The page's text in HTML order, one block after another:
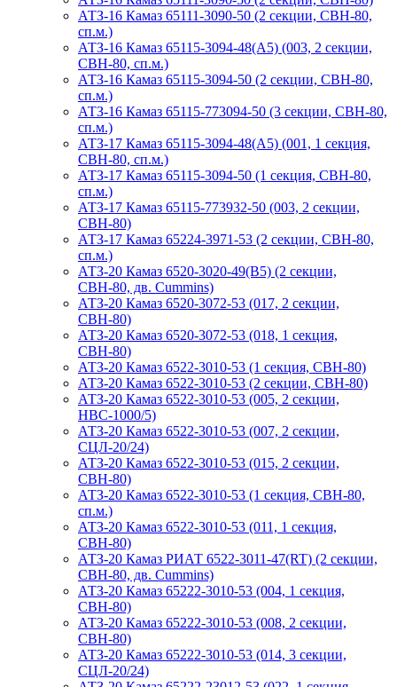
АТЗ-16 Камаз 65111-3090-50 (2 секции, СВН-80,
сп.м.)
АТЗ-16 Камаз 65115-3094-48(A5) (003, 2 секции,
СВН-80, сп.м.)
АТЗ-16 Камаз 65115-3094-50 (2 секции, СВН-80,
сп.м.)
АТЗ-16 Камаз 65115-773094-50 (3 секции, СВН-80,
сп.м.)
АТЗ-17 Камаз 65115-3094-48(A5) (001, 1 секция,
СВН-80, сп.м.)
АТЗ-17 Камаз 65115-3094-50 (1 секция, СВН-80,
сп.м.)
АТЗ-17 Камаз 65115-773932-50 (003, 2 секции,
СВН-80)
АТЗ-17 Камаз 65224-3971-53 (2 секции, СВН-80,
сп.м.)
АТЗ-20 Камаз 6520-3020-49(B5) (2 секции,
СВН-80, дв. Cummins)
АТЗ-20 Камаз 6520-3072-53 (017, 2 секции,
СВН-80)
АТЗ-20 Камаз 6520-3072-53 (018, 1 секция,
СВН-80)
АТЗ-20 Камаз 6522-3010-53 (1 секция, СВН-80)
АТЗ-20 Камаз 6522-3010-53 (2 секции, СВН-80)
АТЗ-20 Камаз 6522-3010-53 (005, 2 секции,
НВС-1000/5)
АТЗ-20 Камаз 6522-3010-53 (007, 2 секции,
СЦЛ-20/24)
АТЗ-20 Камаз 6522-3010-53 (015, 2 секции,
СВН-80)
АТЗ-20 Камаз 6522-3010-53 (1 секция, СВН-80,
сп.м.)
АТЗ-20 Камаз 6522-3010-53 (011, 1 секция,
СВН-80)
АТЗ-20 Камаз РИАТ 6522-3011-47(RT) (2 секции,
СВН-80, дв. Cummins)
АТЗ-20 Камаз 65222-3010-53 (004, 1 секция,
СВН-80)
АТЗ-20 Камаз 65222-3010-53 (008, 2 секции,
СВН-80)
АТЗ-20 Камаз 65222-3010-53 (014, 3 секции,
СЦЛ-20/24)